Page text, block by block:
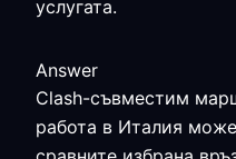
услугата.
Answer
Clash-съвместим
работа в Италия